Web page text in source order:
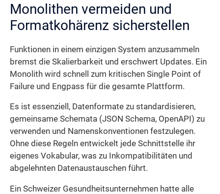
Monolithen vermeiden und
Formatkohärenz sicherstellen
Funktionen in einem einzigen System anzusammeln
bremst die Skalierbarkeit und erschwert Updates. Ein
Monolith wird schnell zum kritischen Single Point of
Failure und Engpass für die gesamte Plattform.
Es ist essenziell, Datenformate zu standardisieren,
gemeinsame Schemata (JSON Schema, OpenAPI) zu
verwenden und Namenskonventionen festzulegen.
Ohne diese Regeln entwickelt jede Schnittstelle ihr
eigenes Vokabular, was zu Inkompatibilitäten und
abgelehnten Datenaustauschen führt.
Ein Schweizer Gesundheitsunternehmen hatte alle